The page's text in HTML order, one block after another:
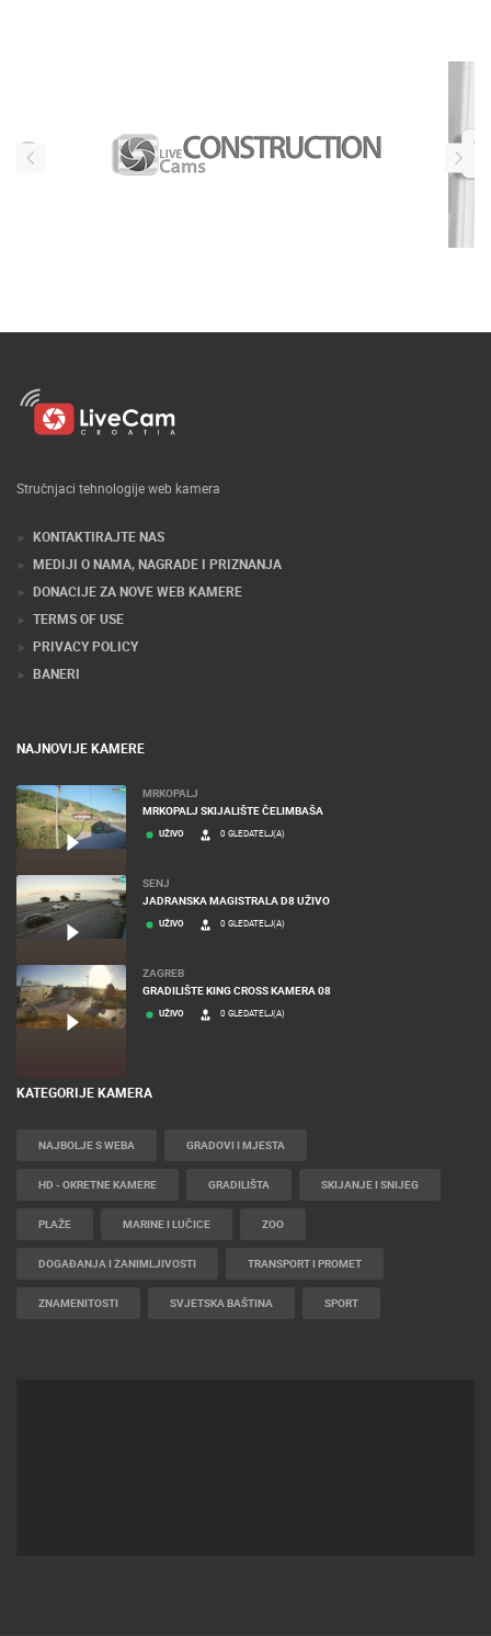
Stručnjaci tehnologije web kamera
KONTAKTIRAJTE NAS
MEDIJI O NAMA, NAGRADE I PRIZNANJA
DONACIJE ZA NOVE WEB KAMERE
TERMS OF USE
PRIVACY POLICY
BANERI
NAJNOVIJE KAMERE
MRKOPALJ
MRKOPALJ SKIJALIŠTE ČELIMBAŠA
UŽIVO 0 GLEDATELJ(A)
SENJ
JADRANSKA MAGISTRALA D8 UŽIVO
UŽIVO 0 GLEDATELJ(A)
ZAGREB
GRADILIŠTE KING CROSS KAMERA 08
UŽIVO 0 GLEDATELJ(A)
KATEGORIJE KAMERA
NAJBOLJE S WEBA GRADOVI I MJESTA
HD - OKRETNE KAMERE GRADILIŠTA SKIJANJE I SNIJEG
PLAŽE MARINE I LUČICE ZOO
DOGAĐANJA I ZANIMLJIVOSTI TRANSPORT I PROMET
ZNAMENITOSTI SVJETSKA BAŠTINA SPORT